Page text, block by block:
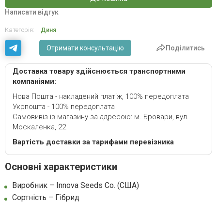
Написати відгук
Категорія: Диня
Отримати консультацію Поділитись
Доставка товару здійснюється транспортними
компаніями:
Нова Пошта - накладений платіж, 100% передоплата
Укрпошта - 100% передоплата
Самовивіз із магазину за адресою: м. Бровари, вул.
Москаленка, 22
Вартість доставки за тарифами перевізника
Основні характеристики
Виробник – Innova Seeds Co. (США)
Сортність – Гібрид